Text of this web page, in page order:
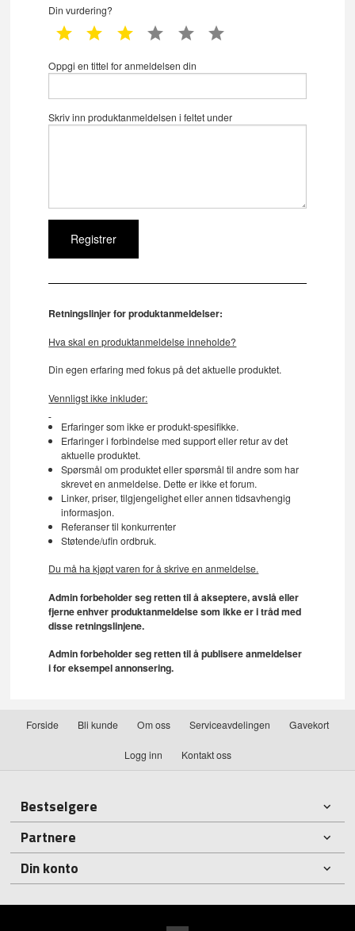
Din vurdering?
1 star 2 star 3 star 4 star 5 star
Oppgi en tittel for anmeldelsen din
Skriv inn produktanmeldelsen i feltet under
Retningslinjer for produktanmeldelser:
Hva skal en produktanmeldelse inneholde?
Din egen erfaring med fokus på det aktuelle produktet.
Vennligst ikke inkluder:
Erfaringer som ikke er produkt-spesifikke.
Erfaringer i forbindelse med support eller retur av det
aktuelle produktet.
Spørsmål om produktet eller spørsmål til andre som har
skrevet en anmeldelse. Dette er ikke et forum.
Linker, priser, tilgjengelighet eller annen tidsavhengig
informasjon.
Referanser til konkurrenter
Støtende/ufin ordbruk.
Du må ha kjøpt varen for å skrive en anmeldelse.
Admin forbeholder seg retten til å akseptere, avslå eller
fjerne enhver produktanmeldelse som ikke er i tråd med
disse retningslinjene.
Admin forbeholder seg retten til å publisere anmeldelser
i for eksempel annonsering.
Forside Bli kunde Om oss Serviceavdelingen Gavekort
Logg inn Kontakt oss
Bestselgere
Partnere
Din konto